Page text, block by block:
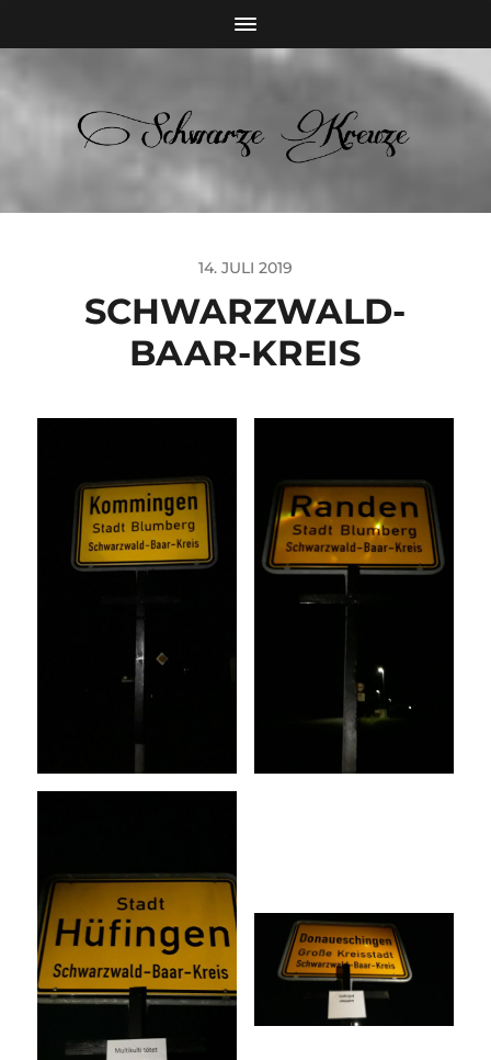
14. JULI 2019
SCHWARZWALD-
BAAR-KREIS